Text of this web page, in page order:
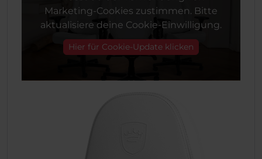
Marketing-Cookies zustimmen. Bitte
aktualisiere deine Cookie-Einwilligung.
Hier für Cookie-Update klicken